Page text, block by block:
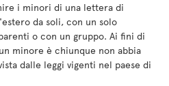
i minori di una lettera di
da soli, con un solo
o con un gruppo. Ai fini di
minore è chiunque non abbia
dalle leggi vigenti nel paese di